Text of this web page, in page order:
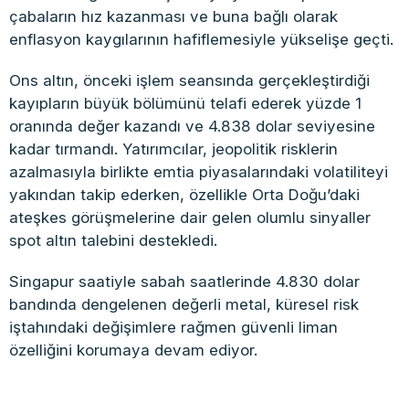
çabaların hız kazanması ve buna bağlı olarak
enflasyon kaygılarının hafiflemesiyle yükselişe geçti.
Ons altın, önceki işlem seansında gerçekleştirdiği
kayıpların büyük bölümünü telafi ederek yüzde 1
oranında değer kazandı ve 4.838 dolar seviyesine
kadar tırmandı. Yatırımcılar, jeopolitik risklerin
azalmasıyla birlikte emtia piyasalarındaki volatiliteyi
yakından takip ederken, özellikle Orta Doğu’daki
ateşkes görüşmelerine dair gelen olumlu sinyaller
spot altın talebini destekledi.
Singapur saatiyle sabah saatlerinde 4.830 dolar
bandında dengelenen değerli metal, küresel risk
iştahındaki değişimlere rağmen güvenli liman
özelliğini korumaya devam ediyor.